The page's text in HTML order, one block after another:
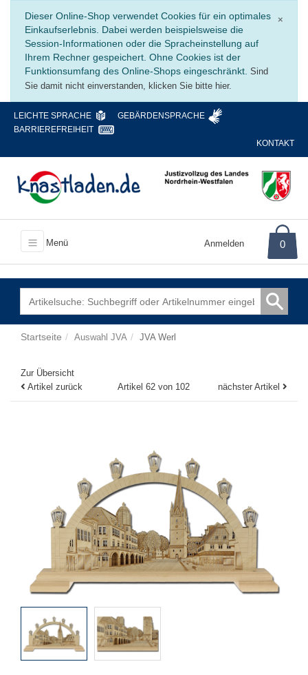
×
Dieser Online-Shop verwendet Cookies für ein optimales
Einkaufserlebnis. Dabei werden beispielsweise die
Session-Informationen oder die Spracheinstellung auf
Ihrem Rechner gespeichert. Ohne Cookies ist der
Funktionsumfang des Online-Shops eingeschränkt. Sind
Sie damit nicht einverstanden, klicken Sie bitte hier.
LEICHTE SPRACHE
GEBÄRDENSPRACHE
BARRIEREFREIHEIT
KONTAKT
Menü Anmelden 0
Startseite Auswahl JVA JVA Werl
Zur Übersicht
Artikel zurück
Artikel 62 von 102 nächster Artikel